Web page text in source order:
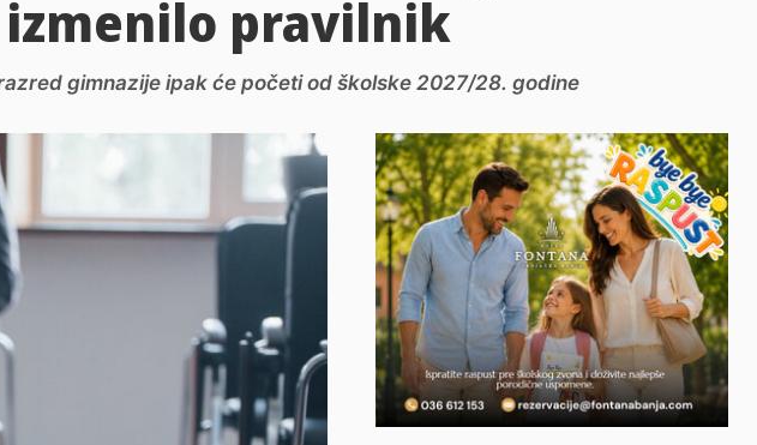
pravilnik
gimnazije ipak će početi od školske 2027/28. godine